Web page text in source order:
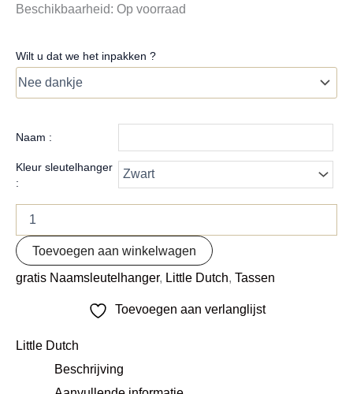
Beschikbaarheid: Op voorraad
Wilt u dat we het inpakken ?
Naam :
Kleur sleutelhanger
:
Toevoegen aan winkelwagen
gratis Naamsleutelhanger, Little Dutch Tassen
Toevoegen aan verlanglijst
Little Dutch
Beschrijving